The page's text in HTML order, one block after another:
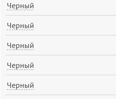
Черный
Черный
Черный
Черный
Черный